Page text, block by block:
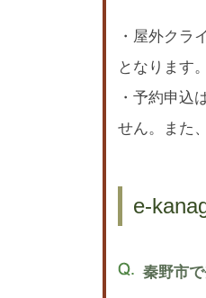
・屋外クラ
となります。
・予約申込
せん。また
e-
秦野市